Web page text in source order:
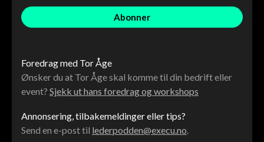
Foredrag med Tor Åge
Ønsker du at Tor Åge skal komme til din bedrift eller
event? Sjekk ut hans foredrag og workshops
Annonsering, tilbakemeldinger eller tips?
Send en e-post til lederpodden@execu.no.